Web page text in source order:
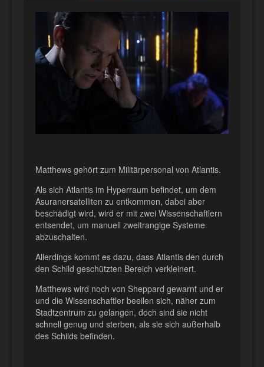
Matthews gehört zum Militärpersonal von Atlantis.
Als sich Atlantis im Hyperraum befindet, um dem
Asuranersatelliten zu entkommen, dabei aber
beschädigt wird, wird er mit zwei Wissenschaftlern
entsendet, um manuell zweitrangige Systeme
abzuschalten.
Allerdings kommt es dazu, dass Atlantis den durch
den Schild geschützten Bereich verkleinert.
Matthews wird noch von Sheppard gewarnt und er
und die Wissenschaftler beeilen sich, näher zum
Stadtzentrum zu gelangen, doch sind sie nicht
schnell genug und sterben, als sie sich außerhalb
des Schilds befinden.